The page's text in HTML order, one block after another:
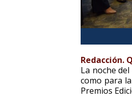
Redacción.
La noche
como para
Premios